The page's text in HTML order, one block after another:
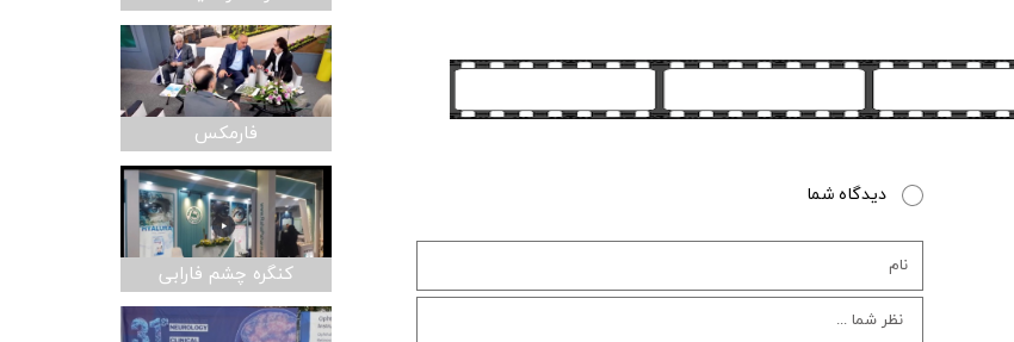
دیدگاه شما
فارمکس
کنگره چشم فارابی